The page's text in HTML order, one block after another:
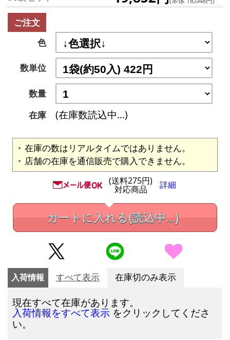
ご注文
色
数単位
数量
在庫
(在庫数読込中...)
在庫の数はリアルタイムではありません。
店舗の在庫を通信販売で購入できません。
(送料275円)
対応商品 詳細
カートに入れる(読込中...)
入荷情報 すべて表示 在庫切のみ表示
現在すべて在庫があります。
入荷情報をすべて表示 をクリックしてくださ
い。